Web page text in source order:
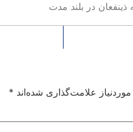
در بلند مدت
علامت‌گذاری شده‌اند *